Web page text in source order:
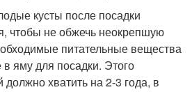
кусты после посадки
чтобы не обжечь неокрепшую
питательные вещества
яму для посадки. Этого
должно хватить на 2-3 года, в